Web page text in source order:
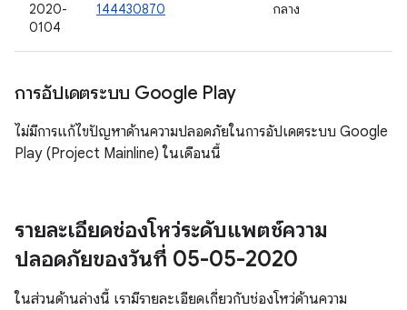
2020-
0104
144430870
กลาง
การอัปเดตระบบ Google Play
ไม่มีการแก้ไขปัญหาด้านความปลอดภัยในการอัปเดตระบบ Google
Play (Project Mainline) ในเดือนนี้
รายละเอียดช่องโหว่ระดับแพตช์ความ
ปลอดภัยของวันที่ 05-05-2020
ในส่วนด้านล่างนี้ เรามีรายละเอียดเกี่ยวกับช่องโหว่ด้านความ